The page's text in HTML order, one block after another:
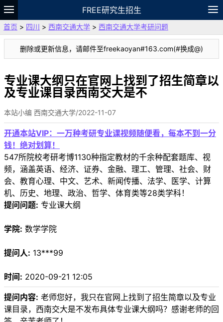
FREE研究生招生
题库
故事 专题 APP 笔记
论坛
VIP
资料
首页 > 四川 > 西南交通大学 > 西南交通大学考研问题
删除或更新信息，请邮件至freekaoyan#163.com(#换成@)
专业课大纲只在官网上找到了招生简章以
及专业课目录西南交大是不
本站小编 西南交通大学/2022-11-07
开通本站VIP：一万种考研专业课视频随便看，每本不到一分
钱！绝对划算！
547所院校考研考博1130种指定教材的千余种配套题库、视
频，涵盖英语、经济、证券、金融、理工、管理、社会、财
会、教育心理、中文、艺术、新闻传播、法学、医学、计算
机、历史、地理、政治、哲学、体育类等28类学科！
提问问题: 专业课大纲
学院: 数学学院
提问人: 13***99
时间: 2020-09-21 12:05
提问内容: 老师您好，我只在官网上找到了招生简章以及专业
课目录，西南交大是不发布具体专业课大纲吗？感谢老师的回